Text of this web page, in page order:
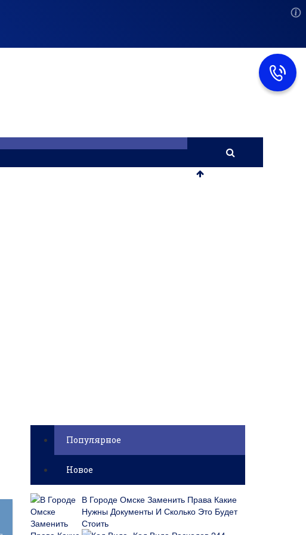
Популярное
Новое
В Городе Омске Заменить Права Какие
Нужны Документы И Сколько Это Будет
Стоить